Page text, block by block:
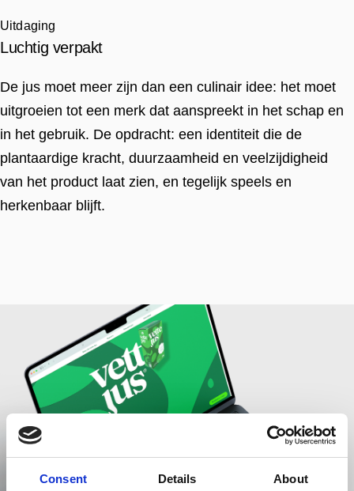
Consent Details About
Uitdaging
Luchtig verpakt
De jus moet meer zijn dan een culinair idee: het moet
uitgroeien tot een merk dat aanspreekt in het schap en
in het gebruik. De opdracht: een identiteit die de
plantaardige kracht, duurzaamheid en veelzijdigheid
van het product laat zien, en tegelijk speels en
herkenbaar blijft.